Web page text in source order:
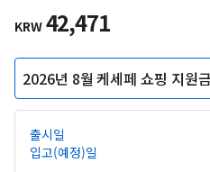
KRW 42,471
2026년 8월 케세페 쇼핑 지원금
출시일
입고(예정)일